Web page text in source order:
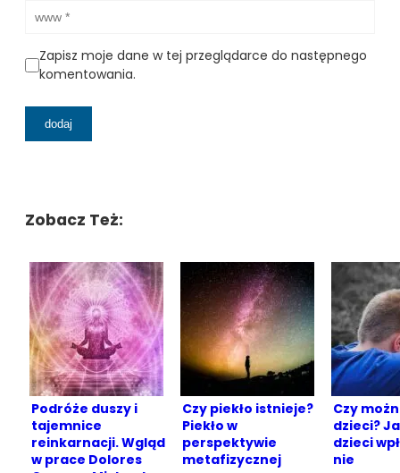
Zapisz moje dane w tej przeglądarce do następnego
komentowania.
Zobacz Też:
Podróże duszy i
tajemnice
reinkarnacji. Wgląd
w prace Dolores
Czy piekło istnieje?
Piekło w
perspektywie
metafizycznej
Czy
dzieci?
dzieci
nie